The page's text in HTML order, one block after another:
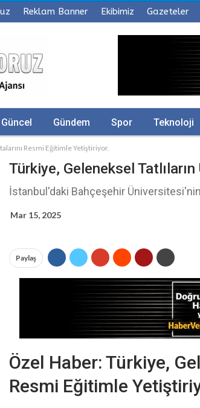
Reklam Banner Ekibimiz Gazeteler
Güncel Gündem Spor Teknoloji
Resmi Eğitimle Yetiştiriyor.
Türkiye, Geleneksel
İstanbul'daki Bahçeşehir
Mar 15, 2025
Paylaş
Özel Haber: Türkiye,
Resmi Eğitimle